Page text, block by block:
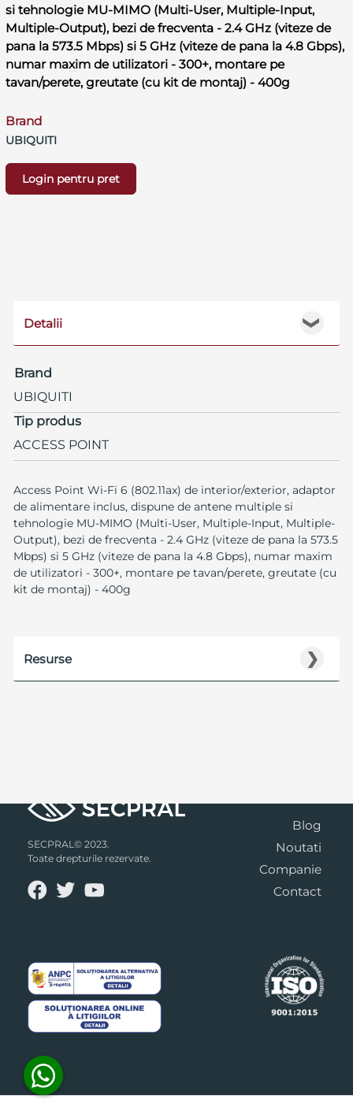
si tehnologie MU-MIMO (Multi-User, Multiple-Input,
Multiple-Output), bezi de frecventa - 2.4 GHz (viteze de
pana la 573.5 Mbps) si 5 GHz (viteze de pana la 4.8 Gbps),
numar maxim de utilizatori - 300+, montare pe
tavan/perete, greutate (cu kit de montaj) - 400g
Brand
UBIQUITI
Login pentru pret
❯
Detalii
Brand
UBIQUITI
Tip produs
ACCESS POINT
Access Point Wi-Fi 6 (802.11ax) de interior/exterior, adaptor
de alimentare inclus, dispune de antene multiple si
tehnologie MU-MIMO (Multi-User, Multiple-Input, Multiple-
Output), bezi de frecventa - 2.4 GHz (viteze de pana la 573.5
Mbps) si 5 GHz (viteze de pana la 4.8 Gbps), numar maxim
de utilizatori - 300+, montare pe tavan/perete, greutate (cu
kit de montaj) - 400g
❯
Resurse
SECPRAL© 2023.
Toate drepturile rezervate.
Blog
Noutati
Companie
Contact